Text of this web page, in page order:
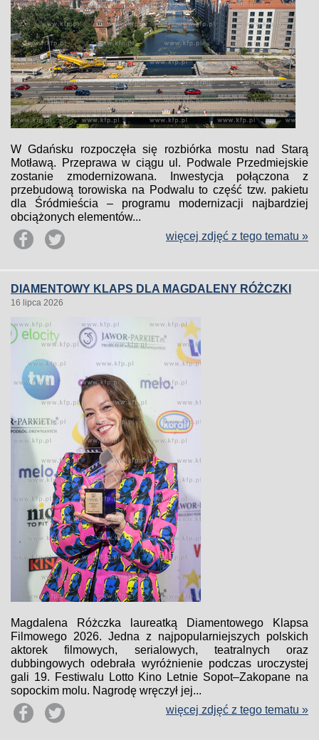
W Gdańsku rozpoczęła się rozbiórka mostu nad Starą
Motławą. Przeprawa w ciągu ul. Podwale Przedmiejskie
zostanie zmodernizowana. Inwestycja połączona z
przebudową torowiska na Podwalu to część tzw. pakietu
dla Śródmieścia – programu modernizacji najbardziej
obciążonych elementów...
więcej zdjęć z tego tematu »
DIAMENTOWY KLAPS DLA MAGDALENY RÓŻCZKI
16 lipca 2026
Magdalena Różczka laureatką Diamentowego Klapsa
Filmowego 2026. Jedna z najpopularniejszych polskich
aktorek filmowych, serialowych, teatralnych oraz
dubbingowych odebrała wyróżnienie podczas uroczystej
gali 19. Festiwalu Lotto Kino Letnie Sopot–Zakopane na
sopockim molu. Nagrodę wręczył jej...
więcej zdjęć z tego tematu »